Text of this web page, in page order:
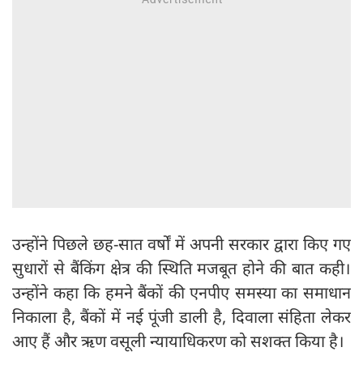
उन्होंने पिछले छह-सात वर्षों में अपनी सरकार द्वारा किए गए
सुधारों से बैंकिंग क्षेत्र की स्थिति मजबूत होने की बात कही।
उन्होंने कहा कि हमने बैंकों की एनपीए समस्या का समाधान
निकाला है, बैंकों में नई पूंजी डाली है, दिवाला संहिता लेकर
आए हैं और ऋण वसूली न्यायाधिकरण को सशक्त किया है।